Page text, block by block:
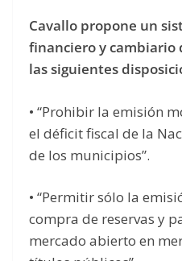
Cavallo propone un
financiero y
las siguientes
• “Prohibir la emisión
el déficit fiscal de la
de los municipios”.
• “Permitir sólo la
compra de reservas y
mercado abierto en